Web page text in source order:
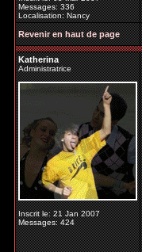
Messages: 336
Localisation: Nancy
Revenir en haut de page
Katherina
Administratrice
Inscrit le: 21 Jan 2007
Messages: 424